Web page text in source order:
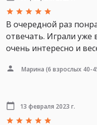
В очередной раз
отвечать. Играли уже
очень интересно и
Марина (6 взрослых 40-
13 февраля 2023 г.